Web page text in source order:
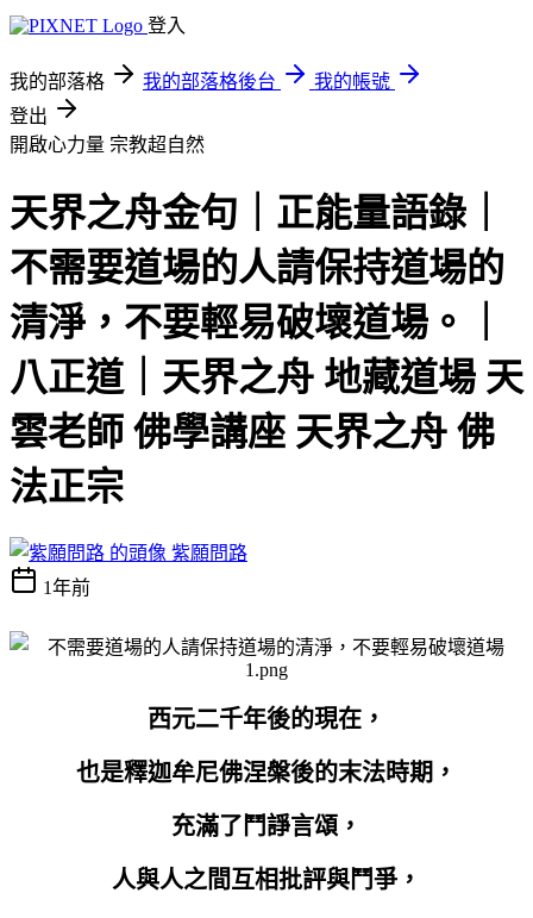
登入
我的部落格 我的部落格後台
我的帳號
登出
開啟心力量 宗教超自然
天界之舟金句｜正能量語錄｜
不需要道場的人請保持道場的
清淨，不要輕易破壞道場。｜
八正道｜天界之舟 地藏道場 天
雲老師 佛學講座 天界之舟 佛
法正宗
紫願問路
1年前
西元二千年後的現在，
也是釋迦牟尼佛涅槃後的末法時期，
充滿了鬥諍言頌，
人與人之間互相批評與鬥爭，